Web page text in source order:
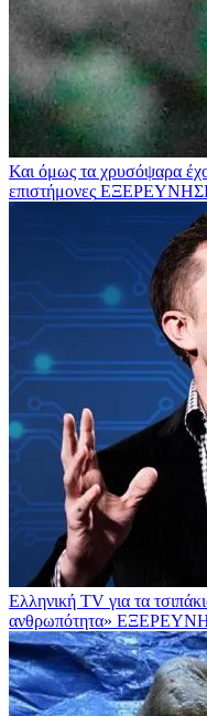
Και όμως τα χρυσόψαρα
επιστήμονες
Ελληνική TV για τα
ανθρωπότητα»